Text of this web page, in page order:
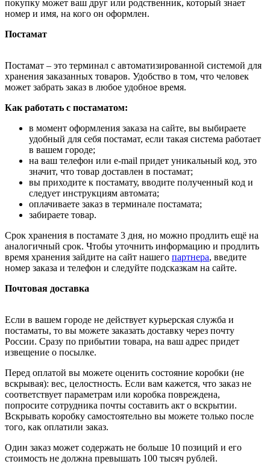
покупку может ваш друг или родственник, который знает
номер и имя, на кого он оформлен.
Постамат
Постамат – это терминал с автоматизированной системой для
хранения заказанных товаров. Удобство в том, что человек
может забрать заказ в любое удобное время.
Как работать с постаматом:
в момент оформления заказа на сайте, вы выбираете
удобный для себя постамат, если такая система работает
в вашем городе;
на ваш телефон или e-mail придет уникальный код, это
значит, что товар доставлен в постамат;
вы приходите к постамату, вводите полученный код и
следует инструкциям автомата;
оплачиваете заказ в терминале постамата;
забираете товар.
Срок хранения в постамате 3 дня, но можно продлить ещё на
аналогичный срок. Чтобы уточнить информацию и продлить
время хранения зайдите на сайт нашего партнера, введите
номер заказа и телефон и следуйте подсказкам на сайте.
Почтовая доставка
Если в вашем городе не действует курьерская служба и
постаматы, то вы можете заказать доставку через почту
России. Сразу по прибытии товара, на ваш адрес придет
извещение о посылке.
Перед оплатой вы можете оценить состояние коробки (не
вскрывая): вес, целостность. Если вам кажется, что заказ не
соответствует параметрам или коробка повреждена,
попросите сотрудника почты составить акт о вскрытии.
Вскрывать коробку самостоятельно вы можете только после
того, как оплатили заказ.
Один заказ может содержать не больше 10 позиций и его
стоимость не должна превышать 100 тысяч рублей.